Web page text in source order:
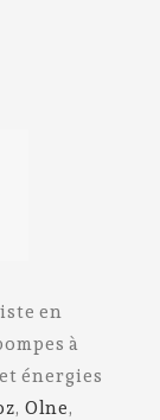
en
à
énergies
, Olne,